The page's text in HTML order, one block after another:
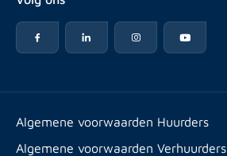
Advies
Expats
Energielabel
Veelgestelde vragen
Reviews
Artikelen
Algemene voorwaarden Huurders
Algemene voorwaarden Verhuurders